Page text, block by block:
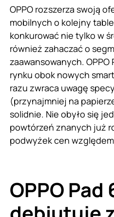
OPPO rozszerza swoją
mobilnych o kolejny
konkurować nie tylko w
również zahaczać o
zaawansowanych. OPPO
rynku obok nowych
razu zwraca uwagę
(przynajmniej na
solidnie. Nie obyło się
powtórzeń znanych już
podwyżek cen
OPPO Pad